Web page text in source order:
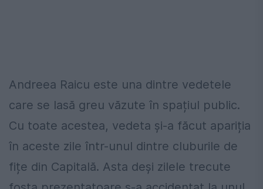
Andreea Raicu este una dintre vedetele
care se lasă greu văzute în spațiul public.
Cu toate acestea, vedeta și-a făcut apariția
în aceste zile într-unul dintre cluburile de
fițe din Capitală. Asta deși zilele trecute